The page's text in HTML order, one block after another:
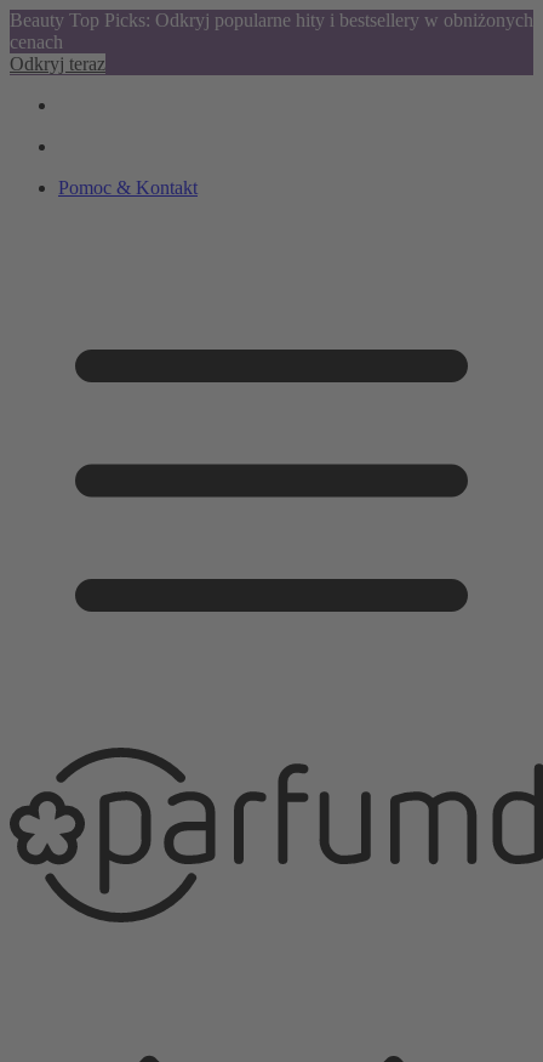
Beauty Top Picks: Odkryj popularne hity i bestsellery w obniżonych
cenach
Odkryj teraz
Pomoc & Kontakt